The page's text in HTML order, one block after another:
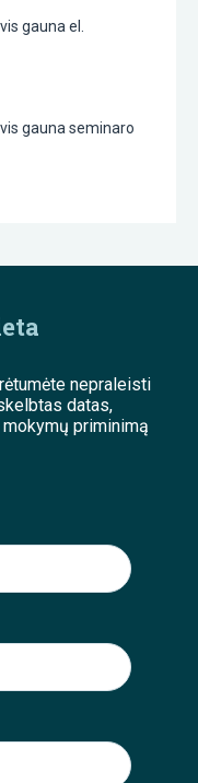
gauna el.
gauna seminaro
nepraleisti
datas,
priminimą